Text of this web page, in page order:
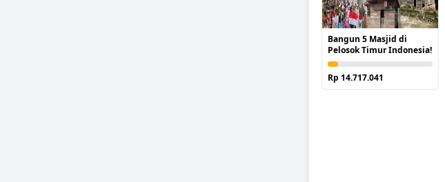
Bangun 5 Masjid di
Pelosok Timur Indonesia!
Rp 14.717.041